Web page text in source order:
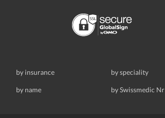
by insurance by speciality
by name by Swissmedic Nr